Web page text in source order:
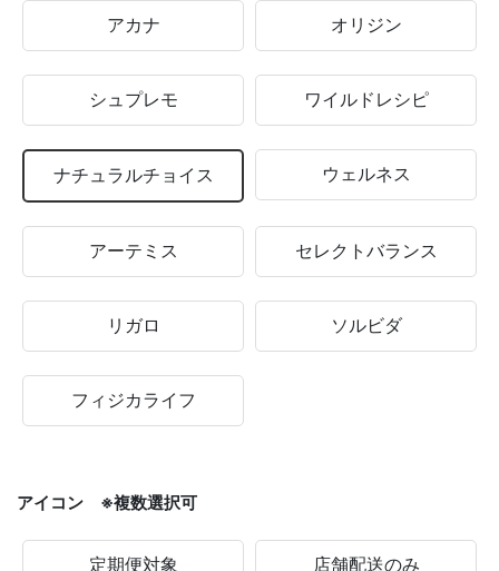
アカナ オリジン
シュプレモ ワイルドレシピ
ナチュラルチョイス ウェルネス
アーテミス セレクトバランス
リガロ ソルビダ
フィジカライフ
アイコン ※複数選択可
定期便対象 店舗配送のみ